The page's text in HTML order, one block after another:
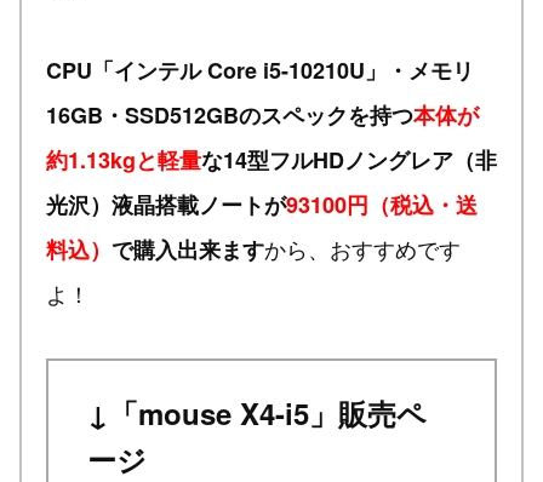
CPU「インテル Core i5-10210U」・メモリ
16GB・SSD512GBのスペックを持つ本体が
約1.13kgと軽量な14型フルHDノングレア（非
光沢）液晶搭載ノートが93100円（税込・送
料込） で購入出来ますから、おすすめです
よ！
↓「mouse X4-i5」販売ペ
ージ